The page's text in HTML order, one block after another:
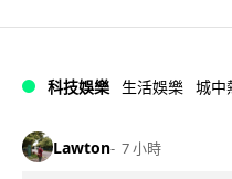
科技娛樂 生活娛樂 城中
Lawton 7 小時